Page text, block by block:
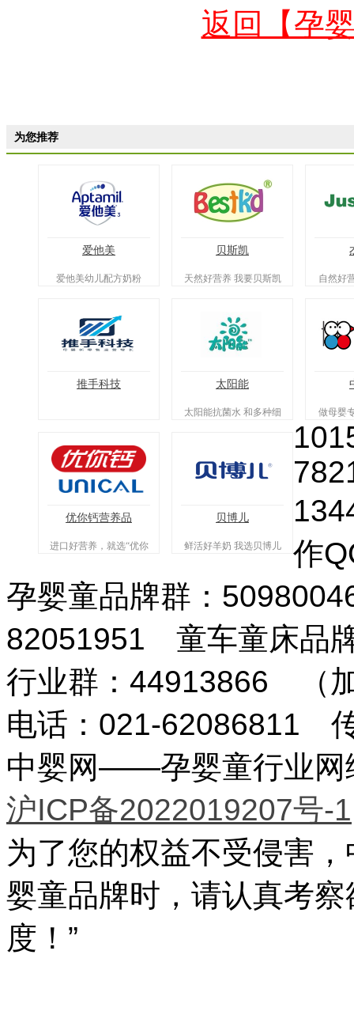
返回【孕
为您推荐
爱他美
爱他美幼儿配方奶粉
贝斯凯
天然好营养 我要贝斯凯 自然好
推手科技 太阳能
太阳能抗菌水 和多种细
做母婴
优你钙营养品
进口好营养，就选“优你
贝博儿
鲜活好羊奶 我选贝博儿
作
孕婴童品牌群：
82051951 童车童床品
行业群：44913866 （
电话：021-62086811
中婴网——孕婴童行业
沪ICP备2022019207号-1
为了您的权益不受侵害
婴童品牌时，请认真考
度！”